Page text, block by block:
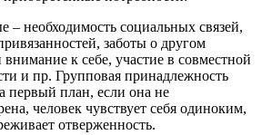
– необходимость социальных связей,
заботы о другом
внимание к себе, участие в совместной
и пр. Групповая принадлежность
первый план, если она не
человек чувствует себя одиноким,
отверженность.